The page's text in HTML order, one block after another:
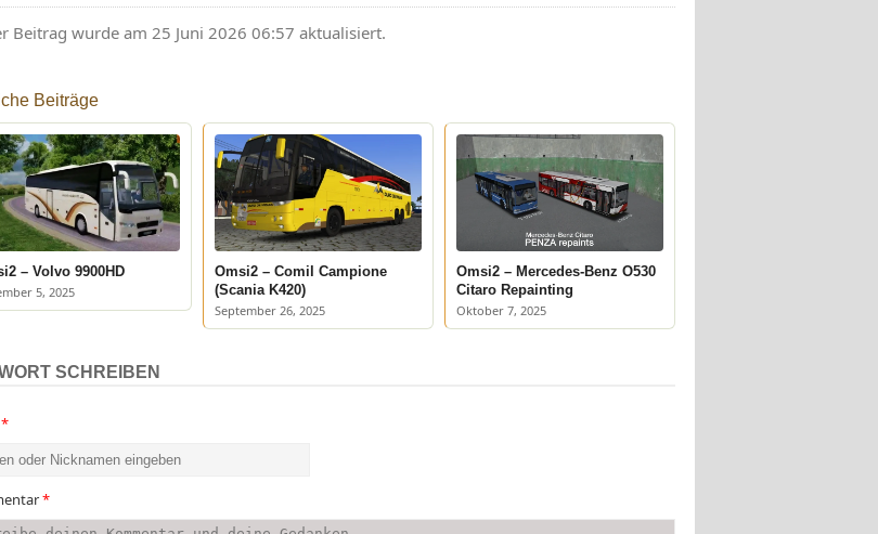
Beitrag wurde am 25 Juni 2026 06:57 aktualisiert.
Beiträge
– Volvo 9900HD
5, 2025
Omsi2 – Comil Campione
(Scania K420)
September 26, 2025
Omsi2 – Mercedes-Benz O530
Citaro Repainting
Oktober 7, 2025
SCHREIBEN
*
*